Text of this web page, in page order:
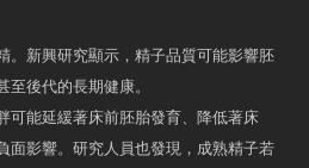
。新興研究顯示，精子品質可能影響胚
至後代的長期健康。
可能延緩著床前胚胎發育、降低著床
面影響。研究人員也發現，成熟精子若